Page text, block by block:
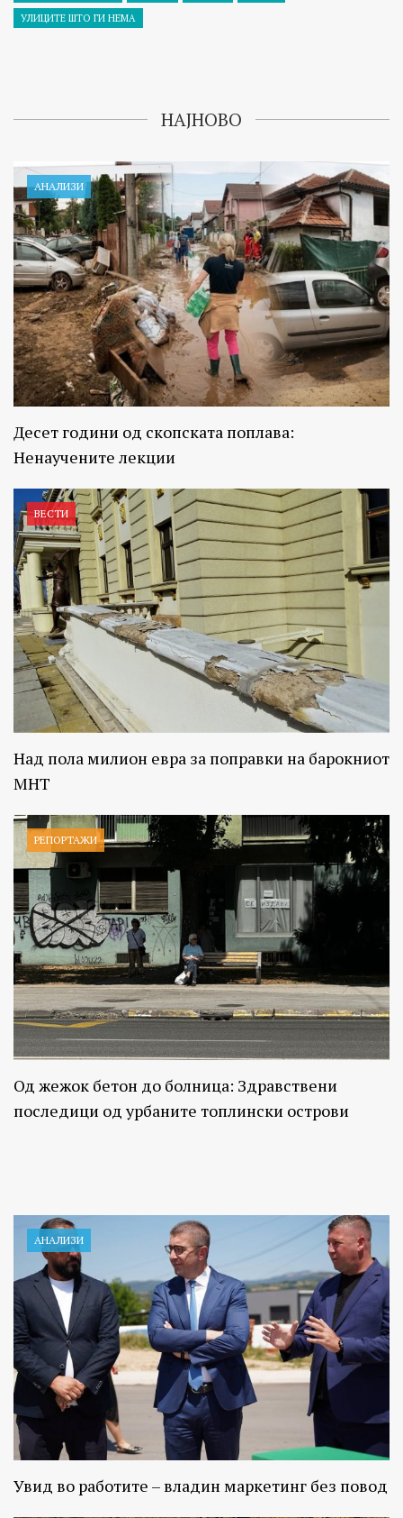
УЛИЦИТЕ ШТО ГИ НЕМА
НАЈНОВО
АНАЛИЗИ
Десет години од скопската поплава:
Ненаучените лекции
ВЕСТИ
Над пола милион евра за поправки на барокниот
МНТ
РЕПОРТАЖИ
Од жежок бетон до болница: Здравствени
последици од урбаните топлински острови
АНАЛИЗИ
Увид во работите – владин маркетинг без повод